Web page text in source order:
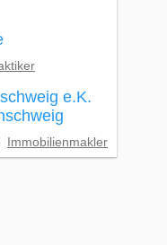
e.K.
Immobilienmakler